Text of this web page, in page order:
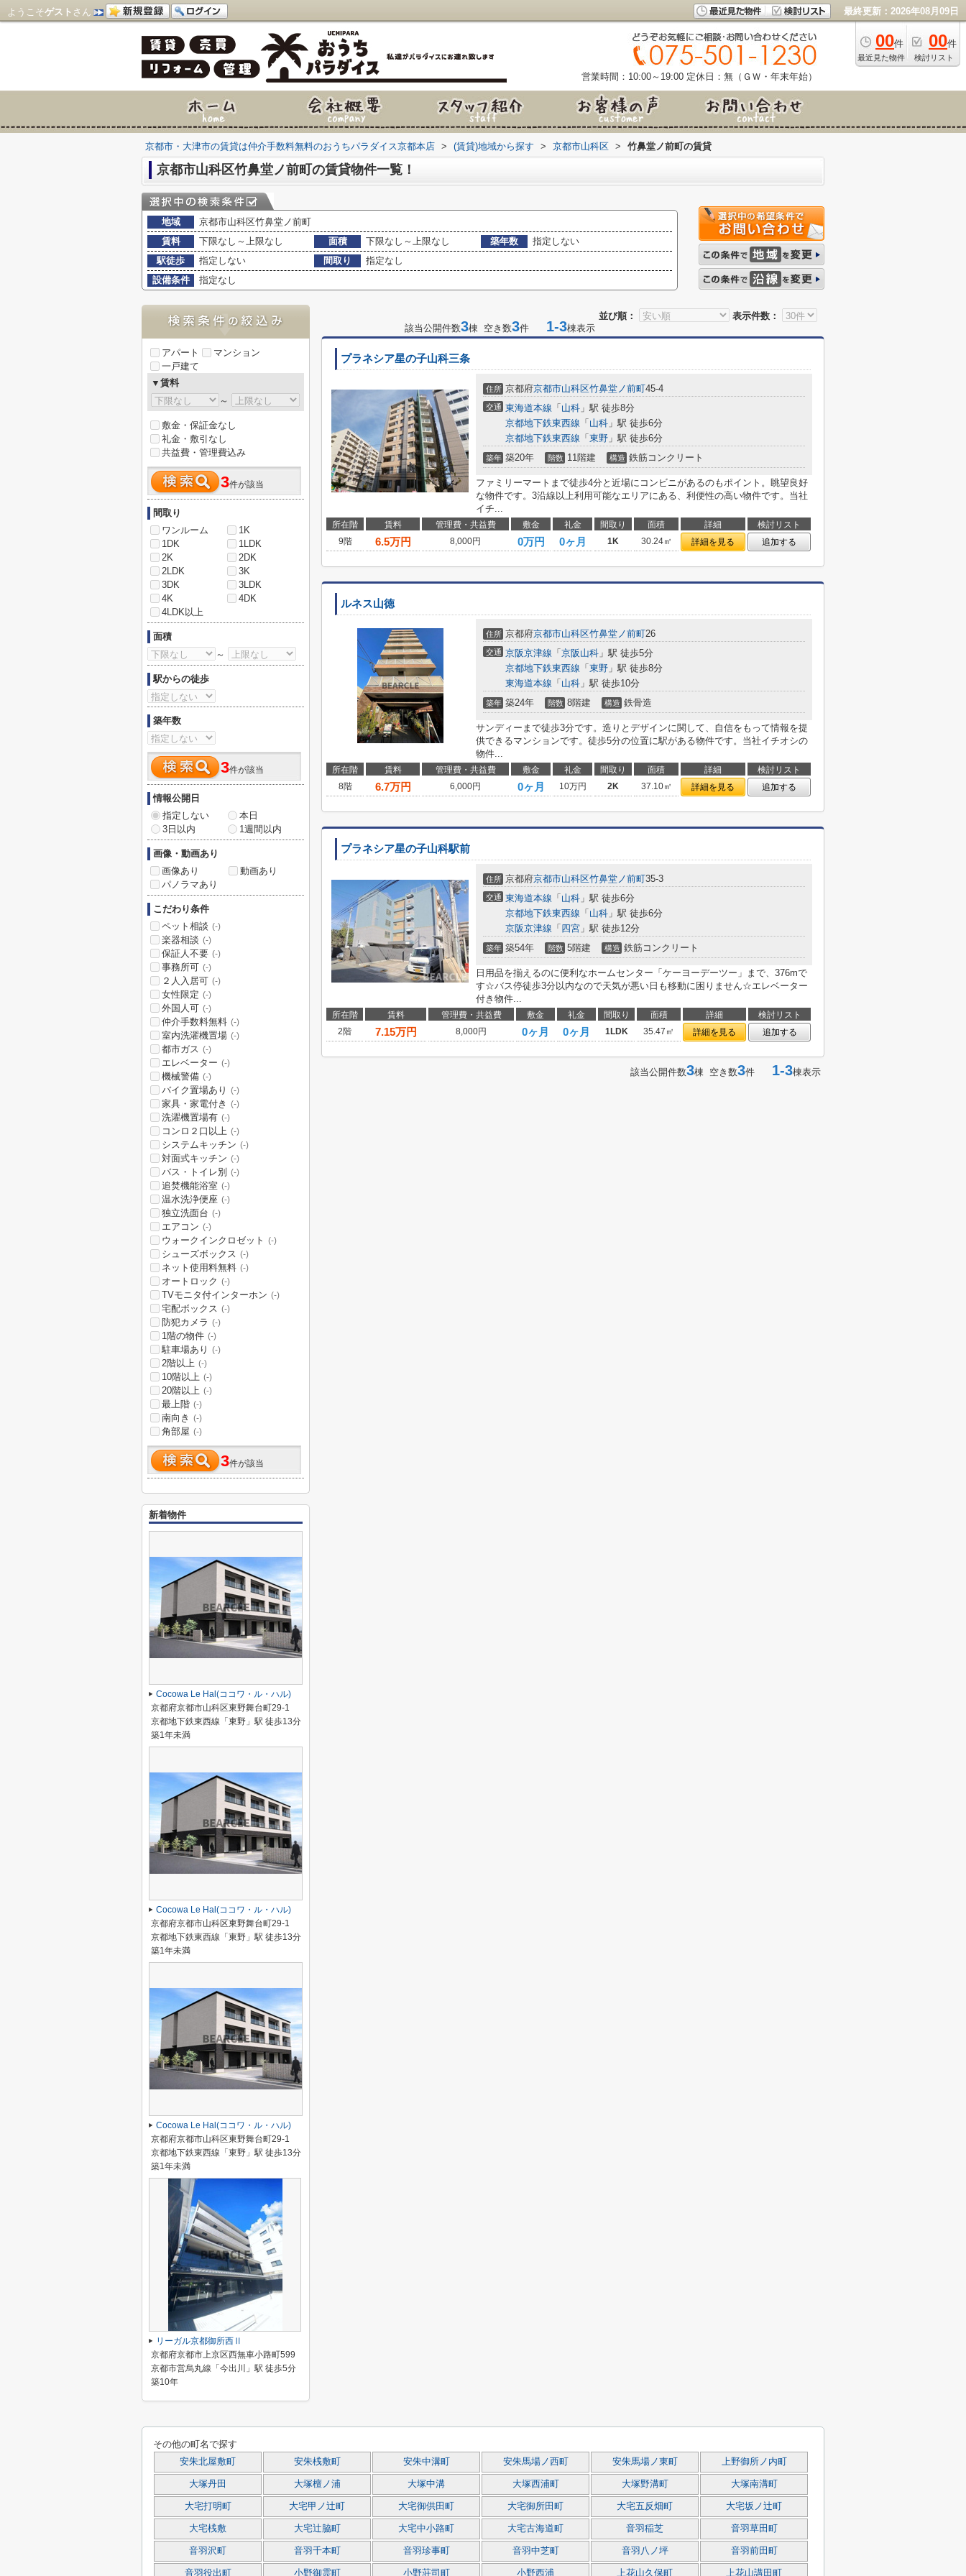
ようこそゲスト さん 最終更新：2026年08月09日
00件
最近見た物件
00件
検討リスト
営業時間：10:00～19:00 定休日：無（ＧＷ・年末年始）
京都市・大津市の賃貸は仲介手数料無料のおうちパラダイス京都本店 > (賃貸)地域から探す > 京都市山科区 > 竹鼻堂ノ前町の賃貸
京都市山科区竹鼻堂ノ前町の賃貸物件一覧！
地域
京都市山科区竹鼻堂ノ前町
賃料
下限なし～上限なし 面積 下限なし～上限なし 築年数
指定しない
駅徒歩
指定しない 間取り
指定なし
設備条件
指定なし
並び順：
表示件数：
該当公開件数3棟 空き数3件 1-3棟表示
プラネシア星の子山科三条
住所 京都府京都市山科区竹鼻堂ノ前町45-4
交通 東海道本線 「 山科 」駅 徒歩8分
京都地下鉄東西線 「 山科 」駅 徒歩6分
京都地下鉄東西線 「 東野 」駅 徒歩6分
築年 築20年 階数 11階建 構造 鉄筋コンクリート
ファミリーマートまで徒歩4分と近場にコンビニがあるのもポイント。眺望良好
な物件です。3沿線以上利用可能なエリアにある、利便性の高い物件です。当社
イチ...
所在階 賃料 管理費・共益費 敷金 礼金 間取り 面積 詳細
検討リスト
9階
6.5万円 8,000円 0万円 0ヶ月 1K 30.24㎡ 詳細を見る 追加する
ルネス山徳
住所 京都府京都市山科区竹鼻堂ノ前町26
交通 京阪京津線 「 京阪山科 」駅 徒歩5分
京都地下鉄東西線 「 東野 」駅 徒歩8分
東海道本線 「 山科 」駅 徒歩10分
築年 築24年 階数 8階建 構造 鉄骨造
サンディーまで徒歩3分です。造りとデザインに関して、自信をもって情報を提
供できるマンションです。徒歩5分の位置に駅がある物件です。当社イチオシの
物件...
所在階 賃料 管理費・共益費 敷金 礼金 間取り 面積 詳細
検討リスト
8階
6.7万円 6,000円 0ヶ月 10万円 2K 37.10㎡ 詳細を見る 追加する
プラネシア星の子山科駅前
住所 京都府京都市山科区竹鼻堂ノ前町35-3
交通 東海道本線 「 山科 」駅 徒歩6分
京都地下鉄東西線 「 山科 」駅 徒歩6分
京阪京津線 「 四宮 」駅 徒歩12分
築年 築54年 階数 5階建 構造 鉄筋コンクリート
日用品を揃えるのに便利なホームセンター「ケーヨーデーツー」まで、376mで
す☆バス停徒歩3分以内なので天気が悪い日も移動に困りません☆エレベーター
付き物件...
所在階 賃料 管理費・共益費 敷金 礼金 間取り 面積 詳細
検討リスト
2階
7.15万円 8,000円 0ヶ月 0ヶ月 1LDK 35.47㎡ 詳細を見る 追加する
該当公開件数3棟 空き数3件 1-3棟表示
アパート
マンション
一戸建て
▼賃料
～
敷金・保証金なし
礼金・敷引なし
共益費・管理費込み
3件が該当
間取り
ワンルーム
1K
1DK
1LDK
2K
2DK
2LDK
3K
3DK
3LDK
4K
4DK
4LDK以上
面積
～
駅からの徒歩
築年数
3件が該当
情報公開日
指定しない
本日
3日以内
1週間以内
画像・動画あり
画像あり
動画あり
パノラマあり
こだわり条件
ペット相談 (-)
楽器相談 (-)
保証人不要 (-)
事務所可 (-)
２人入居可 (-)
女性限定 (-)
外国人可 (-)
仲介手数料無料 (-)
室内洗濯機置場 (-)
都市ガス (-)
エレベーター (-)
機械警備 (-)
バイク置場あり (-)
家具・家電付き (-)
洗濯機置場有 (-)
コンロ２口以上 (-)
システムキッチン (-)
対面式キッチン (-)
バス・トイレ別 (-)
追焚機能浴室 (-)
温水洗浄便座 (-)
独立洗面台 (-)
エアコン (-)
ウォークインクロゼット (-)
シューズボックス (-)
ネット使用料無料 (-)
オートロック (-)
TVモニタ付インターホン (-)
宅配ボックス (-)
防犯カメラ (-)
1階の物件 (-)
駐車場あり (-)
2階以上 (-)
10階以上 (-)
20階以上 (-)
最上階 (-)
南向き (-)
角部屋 (-)
3件が該当
新着物件
Cocowa Le Hal(ココワ・ル・ハル)
京都府京都市山科区東野舞台町29-1
京都地下鉄東西線「東野」駅 徒歩13分
築1年未満
Cocowa Le Hal(ココワ・ル・ハル)
京都府京都市山科区東野舞台町29-1
京都地下鉄東西線「東野」駅 徒歩13分
築1年未満
Cocowa Le Hal(ココワ・ル・ハル)
京都府京都市山科区東野舞台町29-1
京都地下鉄東西線「東野」駅 徒歩13分
築1年未満
リーガル京都御所西Ⅱ
京都府京都市上京区西無車小路町599
京都市営烏丸線「今出川」駅 徒歩5分
築10年
その他の町名で探す
安朱北屋敷町 安朱桟敷町 安朱中溝町 安朱馬場ノ西町 安朱馬場ノ東町 上野御所ノ内町
大塚丹田 大塚檀ノ浦 大塚中溝 大塚西浦町 大塚野溝町 大塚南溝町
大宅打明町 大宅甲ノ辻町 大宅御供田町 大宅御所田町 大宅五反畑町 大宅坂ノ辻町
大宅桟敷 大宅辻脇町 大宅中小路町 大宅古海道町 音羽稲芝 音羽草田町
音羽沢町 音羽千本町 音羽珍事町 音羽中芝町 音羽八ノ坪 音羽前田町
音羽役出町 小野御霊町 小野荘司町 小野西浦 上花山久保町 上花山講田町